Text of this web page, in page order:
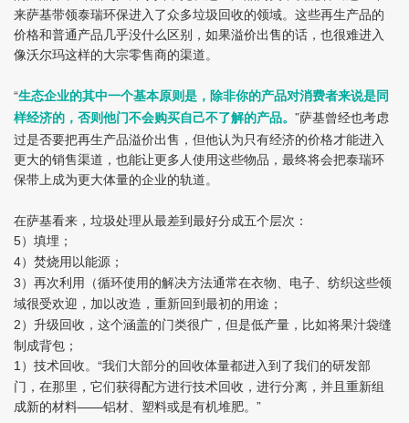
来萨基带领泰瑞环保进入了众多垃圾回收的领域。这些再生产品的
价格和普通产品几乎没什么区别，如果溢价出售的话，也很难进入
像沃尔玛这样的大宗零售商的渠道。
“生态企业的其中一个基本原则是，除非你的产品对消费者来说是同
样经济的，否则他门不会购买自己不了解的产品。 ”萨基曾经也考虑
过是否要把再生产品溢价出售，但他认为只有经济的价格才能进入
更大的销售渠道，也能让更多人使用这些物品，最终将会把泰瑞环
保带上成为更大体量的企业的轨道。
在萨基看来，垃圾处理从最差到最好分成五个层次：
5）填埋；
4）焚烧用以能源；
3）再次利用（循环使用的解决方法通常在衣物、电子、纺织这些领
域很受欢迎，加以改造，重新回到最初的用途；
2）升级回收，这个涵盖的门类很广，但是低产量，比如将果汁袋缝
制成背包；
1）技术回收。“我们大部分的回收体量都进入到了我们的研发部
门，在那里，它们获得配方进行技术回收，进行分离，并且重新组
成新的材料——铝材、塑料或是有机堆肥。”